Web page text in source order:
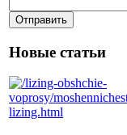
Новые статьи